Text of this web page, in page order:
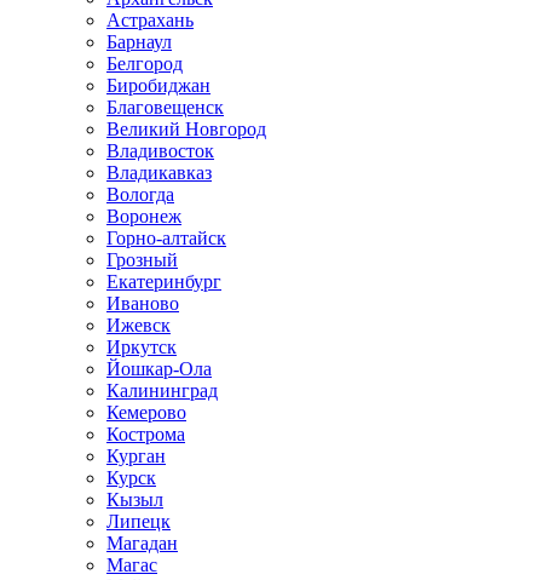
Астрахань
Барнаул
Белгород
Биробиджан
Благовещенск
Великий Новгород
Владивосток
Владикавказ
Вологда
Воронеж
Горно-алтайск
Грозный
Екатеринбург
Иваново
Ижевск
Иркутск
Йошкар-Ола
Калининград
Кемерово
Кострома
Курган
Курск
Кызыл
Липецк
Магадан
Магас